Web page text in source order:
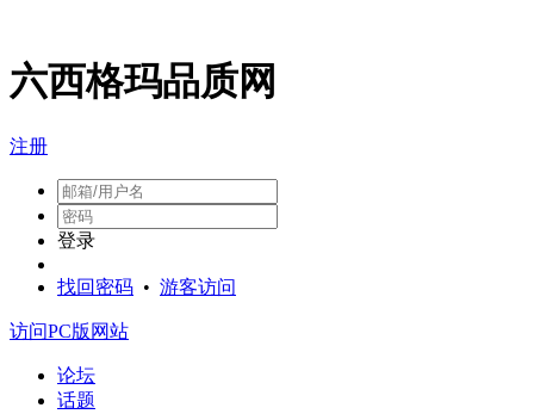
六西格玛品质网
注册
登录
找回密码 • 游客访问
访问PC版网站
论坛
话题